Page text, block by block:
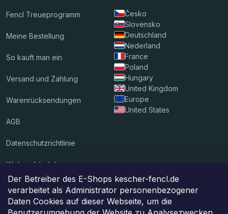
Der Betreiber des E-Shops kescher-fencl.de
verarbeitet als Administrator personenbezogener
Daten Cookies auf dieser Webseite, um die
Fencl Treueprogramm
Meine Bestellung
So kauft man ein
Versand und Zahlung
Warenrücksendungen
AGB
Datenschutzrichtlinie
Widerrufsbelehrung
Česko
Slovensko
Deutschland
Nederland
France
Poland
Hungary
United Kingdom
Europe
United States
Wir akzeptieren Online-Zahlungen